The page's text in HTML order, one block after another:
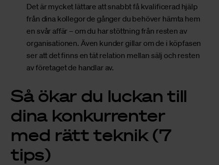
Det är mycket lättare att snabbt få kvalificerad hjälp
från dina kollegor de gånger du behöver hämta hem
en svår affär – om du har stöttning från resten av
organisationen. Även kunder gillar om de i köpfasen
ser att det finns en tät relation mellan sälj och resten
av företaget de handlar av.
Så ökar du luckan till
dina konkurrenter
med rätt teknik (7
tips)